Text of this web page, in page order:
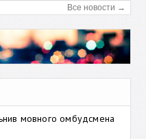
Все новости →
мовного омбудсмена